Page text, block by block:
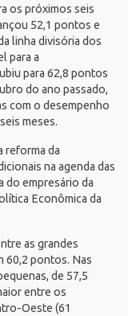
os próximos seis
52,1 pontos e
linha divisória dos
para a
para 62,8 pontos
do ano passado,
com o desempenho
meses.
reforma da
na agenda das
do empresário da
Econômica da
as grandes
60,2 pontos. Nas
de 57,5
entre os
Oeste (61